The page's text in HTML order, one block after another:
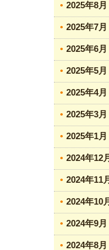
2025年8月
2025年7月
2025年6月
2025年5月
2025年4月
2025年3月
2025年1月
2024年12月
2024年11月
2024年10月
2024年9月
2024年8月